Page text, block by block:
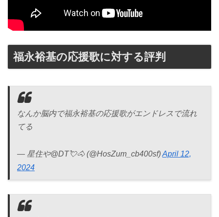
福永裕基の応援歌に対する評判
なんか脳内で福永裕基の応援歌がエンドレスで流れ
てる
— 星住や@DT💘🐴 (@HosZum_cb400sf)April 12,
2024